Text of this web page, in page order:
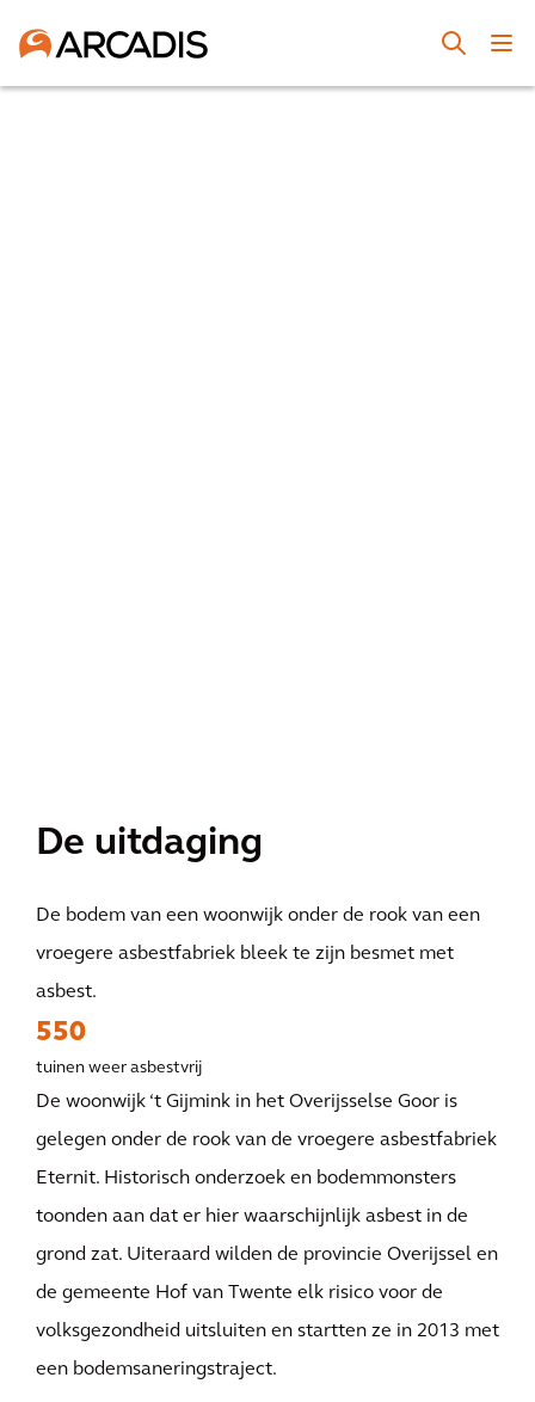
De uitdaging
De bodem van een woonwijk onder de rook van een
vroegere asbestfabriek bleek te zijn besmet met
asbest.
550
tuinen weer asbestvrij
De woonwijk ‘t Gijmink in het Overijsselse Goor is
gelegen onder de rook van de vroegere asbestfabriek
Eternit. Historisch onderzoek en bodemmonsters
toonden aan dat er hier waarschijnlijk asbest in de
grond zat. Uiteraard wilden de provincie Overijssel en
de gemeente Hof van Twente elk risico voor de
volksgezondheid uitsluiten en startten ze in 2013 met
een bodemsaneringstraject.